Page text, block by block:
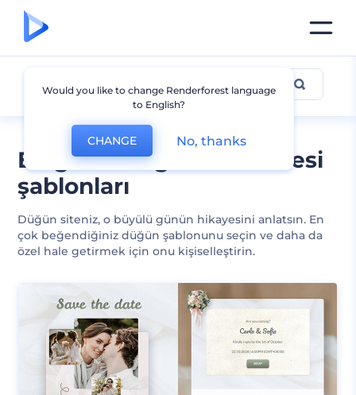
En güzel düğün web sitesi
şablonları
Düğün siteniz, o büyülü günün hikayesini anlatsın. En
çok beğendiğiniz düğün şablonunu seçin ve daha da
özel hale getirmek için onu kişiselleştirin.
Düğün
Would you like to change Renderforest language
to English?
CHANGE No, thanks